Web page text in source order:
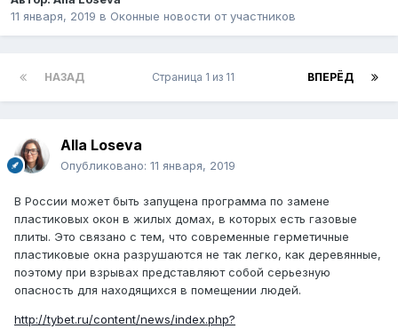
11 января, 2019 в Оконные новости от участников
НАЗАД ВПЕРЁД
Страница 1 из 11
Alla Loseva
Опубликовано: 11 января, 2019
В России может быть запущена программа по замене
пластиковых окон в жилых домах, в которых есть газовые
плиты. Это связано с тем, что современные герметичные
пластиковые окна разрушаются не так легко, как деревянные,
поэтому при взрывах представляют собой серьезную
опасность для находящихся в помещении людей.
http://tybet.ru/content/news/index.php?